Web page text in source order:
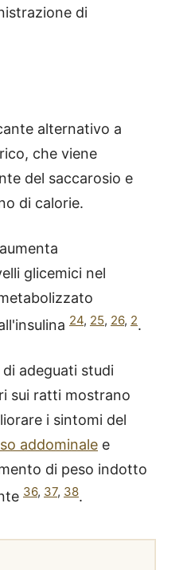
di
alternativo a
che viene
del saccarosio e
di calorie.
glicemici nel
24, 25, 26, 2.
adeguati studi
sui ratti mostrano
i sintomi del
addominale e
di peso indotto
36, 37, 38.